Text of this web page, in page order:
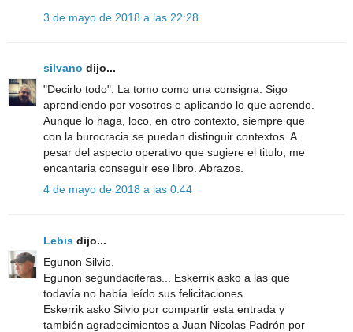
3 de mayo de 2018 a las 22:28
silvano dijo...
"Decirlo todo". La tomo como una consigna. Sigo
aprendiendo por vosotros e aplicando lo que aprendo.
Aunque lo haga, loco, en otro contexto, siempre que
con la burocracia se puedan distinguir contextos. A
pesar del aspecto operativo que sugiere el titulo, me
encantaria conseguir ese libro. Abrazos.
4 de mayo de 2018 a las 0:44
Lebis dijo...
Egunon Silvio.
Egunon segundaciteras... Eskerrik asko a las que
todavía no había leído sus felicitaciones.
Eskerrik asko Silvio por compartir esta entrada y
también agradecimientos a Juan Nicolas Padrón por